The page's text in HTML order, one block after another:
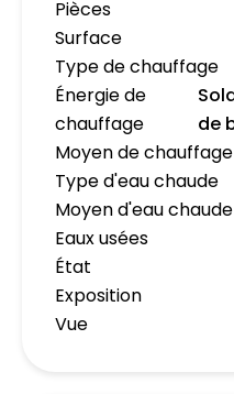
Pièces
Surface
Type de chauffage
Énergie de
chauffage
de
Moyen de chauffage
Type d'eau chaude
Moyen d'eau chaude
Eaux usées
État
Exposition
Vue